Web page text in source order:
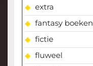
extra
fantasy boeken
fictie
fluweel